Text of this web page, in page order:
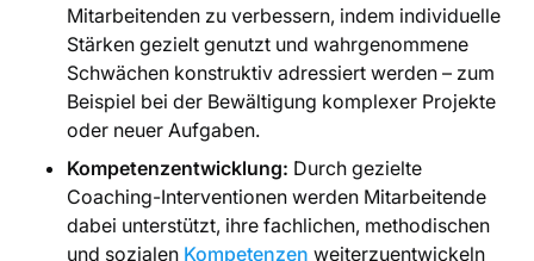
Mitarbeitenden zu verbessern, indem individuelle
Stärken gezielt genutzt und wahrgenommene
Schwächen konstruktiv adressiert werden – zum
Beispiel bei der Bewältigung komplexer Projekte
oder neuer Aufgaben.
Kompetenzentwicklung: Durch gezielte
Coaching-Interventionen werden Mitarbeitende
dabei unterstützt, ihre fachlichen, methodischen
und sozialen Kompetenzen weiterzuentwickeln